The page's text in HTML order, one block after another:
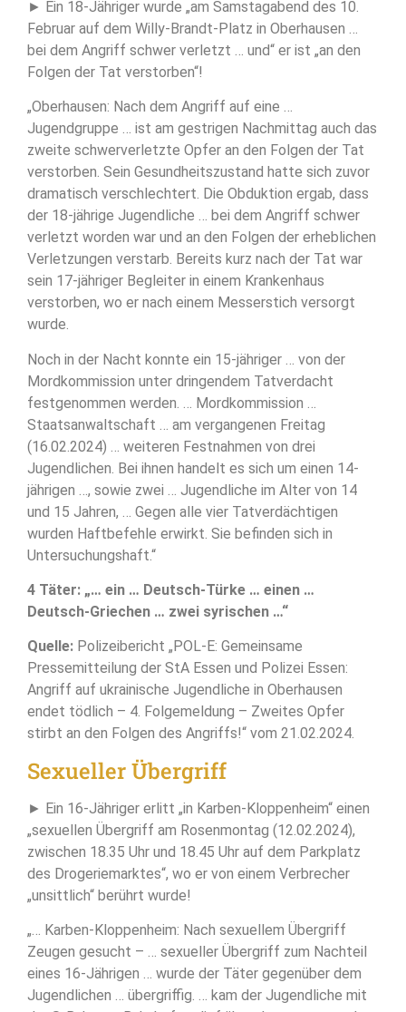
► Ein 18-Jähriger wurde „am Samstagabend des 10.
Februar auf dem Willy-Brandt-Platz in Oberhausen …
bei dem Angriff schwer verletzt … und“ er ist „an den
Folgen der Tat verstorben“!
„Oberhausen: Nach dem Angriff auf eine …
Jugendgruppe … ist am gestrigen Nachmittag auch das
zweite schwerverletzte Opfer an den Folgen der Tat
verstorben. Sein Gesundheitszustand hatte sich zuvor
dramatisch verschlechtert. Die Obduktion ergab, dass
der 18-jährige Jugendliche … bei dem Angriff schwer
verletzt worden war und an den Folgen der erheblichen
Verletzungen verstarb. Bereits kurz nach der Tat war
sein 17-jähriger Begleiter in einem Krankenhaus
verstorben, wo er nach einem Messerstich versorgt
wurde.
Noch in der Nacht konnte ein 15-jähriger … von der
Mordkommission unter dringendem Tatverdacht
festgenommen werden. … Mordkommission …
Staatsanwaltschaft … am vergangenen Freitag
(16.02.2024) … weiteren Festnahmen von drei
Jugendlichen. Bei ihnen handelt es sich um einen 14-
jährigen …, sowie zwei … Jugendliche im Alter von 14
und 15 Jahren, … Gegen alle vier Tatverdächtigen
wurden Haftbefehle erwirkt. Sie befinden sich in
Untersuchungshaft.“
4 Täter: „… ein … Deutsch-Türke … einen …
Deutsch-Griechen … zwei syrischen …“
Quelle: Polizeibericht „POL-E: Gemeinsame
Pressemitteilung der StA Essen und Polizei Essen:
Angriff auf ukrainische Jugendliche in Oberhausen
endet tödlich – 4. Folgemeldung – Zweites Opfer
stirbt an den Folgen des Angriffs!“ vom 21.02.2024.
Sexueller Übergriff
► Ein 16-Jähriger erlitt „in Karben-Kloppenheim“ einen
„sexuellen Übergriff am Rosenmontag (12.02.2024),
zwischen 18.35 Uhr und 18.45 Uhr auf dem Parkplatz
des Drogeriemarktes“, wo er von einem Verbrecher
„unsittlich“ berührt wurde!
„… Karben-Kloppenheim: Nach sexuellem Übergriff
Zeugen gesucht – … sexueller Übergriff zum Nachteil
eines 16-Jährigen … wurde der Täter gegenüber dem
Jugendlichen … übergriffig. … kam der Jugendliche mit